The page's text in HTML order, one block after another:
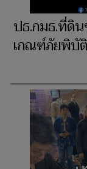
ปธ.กมธ.ที่ดิ
เกณฑ์ภัยพิบั